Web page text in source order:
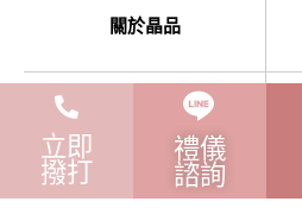
關於晶品
立即
撥打
禮儀
諮詢